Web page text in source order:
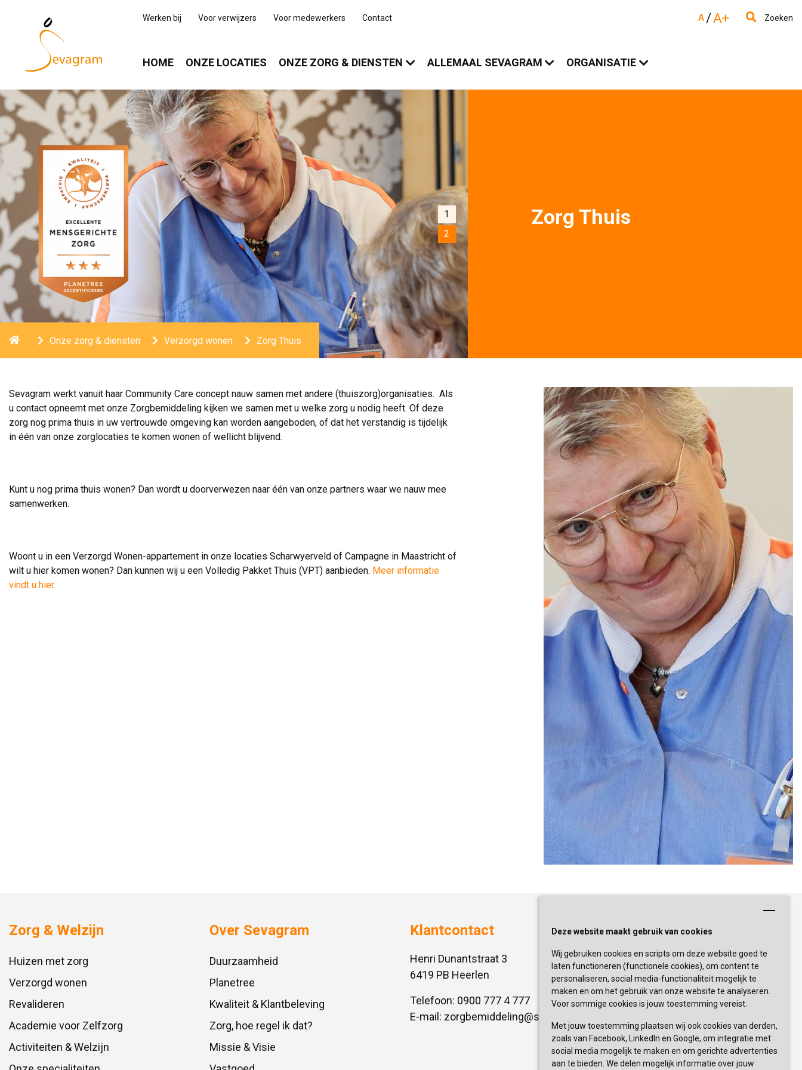
Deze website maakt gebruik van cookies
Wij gebruiken cookies en scripts om deze website goed te
laten functioneren (functionele cookies), om content te
personaliseren, social media-functionaliteit mogelijk te
maken en om het gebruik van onze website te analyseren.
Voor sommige cookies is jouw toestemming vereist.
Met jouw toestemming plaatsen wij ook cookies van derden,
zoals van Facebook, LinkedIn en Google, om integratie met
social media mogelijk te maken en om gerichte advertenties
aan te bieden. We delen mogelijk informatie over jouw
Werken bij Voor verwijzers Voor medewerkers Contact A /A+ Zoeken
HOME ONZE LOCATIES ONZE ZORG & DIENSTEN ALLEMAAL SEVAGRAM ORGANISATIE
Zorg Thuis
1
2
Home Onze zorg & diensten Verzorgd wonen Zorg Thuis
Sevagram werkt vanuit haar Community Care concept nauw samen met andere (thuiszorg)organisaties. Als
u contact opneemt met onze Zorgbemiddeling kijken we samen met u welke zorg u nodig heeft. Of deze
zorg nog prima thuis in uw vertrouwde omgeving kan worden aangeboden, of dat het verstandig is tijdelijk
in één van onze zorglocaties te komen wonen of wellicht blijvend.
Kunt u nog prima thuis wonen? Dan wordt u doorverwezen naar één van onze partners waar we nauw mee
samenwerken.
Woont u in een Verzorgd Wonen-appartement in onze locaties Scharwyerveld of Campagne in Maastricht of
wilt u hier komen wonen? Dan kunnen wij u een Volledig Pakket Thuis (VPT) aanbieden. Meer informatie
vindt u hier.
Zorg & Welzijn
Huizen met zorg
Verzorgd wonen
Revalideren
Academie voor Zelfzorg
Activiteiten & Welzijn
Over Sevagram
Duurzaamheid
Planetree
Kwaliteit & Klantbeleving
Zorg, hoe regel ik dat?
Missie & Visie
Klantcontact
Henri Dunantstraat 3
6419 PB Heerlen
Telefoon: 0900 777 4 777
E-mail: zorgbemiddeling@sevagram.nl
Schrijf je nu in!
Blijf op de hoogte van de laatste
activiteiten en nieuwtjes met onze
nieuwsbrief
INSCHRIJVEN